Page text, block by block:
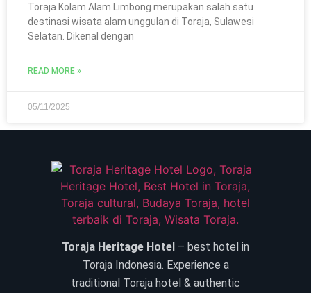
Toraja Kolam Alam Limbong merupakan salah satu
destinasi wisata alam unggulan di Toraja, Sulawesi
Selatan. Dikenal dengan
READ MORE »
05/11/2025
Toraja Heritage Hotel – best hotel in
Toraja Indonesia. Experience a
traditional Toraja hotel & authentic